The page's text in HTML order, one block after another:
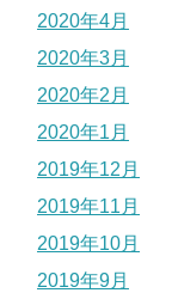
2020年4月
2020年3月
2020年2月
2020年1月
2019年12月
2019年11月
2019年10月
2019年9月